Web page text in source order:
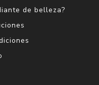
de belleza?